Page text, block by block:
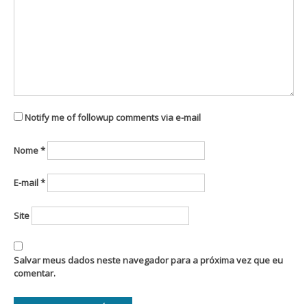
Notify me of followup comments via e-mail
Nome*
E-mail*
Site
Salvar meus dados neste navegador para a próxima vez que eu
comentar.